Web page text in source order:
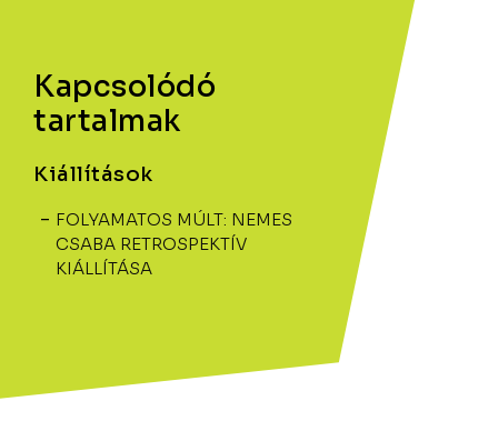
Kapcsolódó
tartalmak
Kiállítások
FOLYAMATOS MÚLT: NEMES
CSABA RETROSPEKTÍV
KIÁLLÍTÁSA